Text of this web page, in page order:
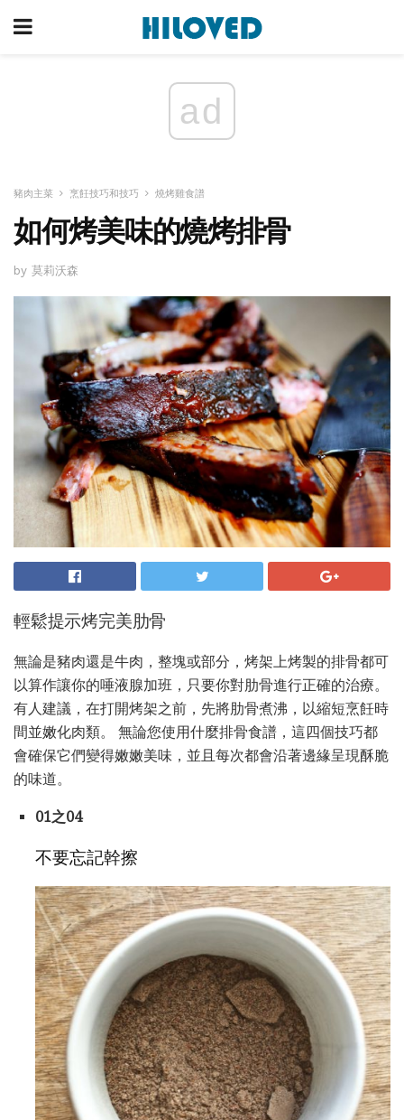
ad
豬肉主菜 烹飪技巧和技巧 燒烤雞食譜
如何烤美味的燒烤排骨
by 莫莉沃森
輕鬆提示烤完美肋骨
無論是豬肉還是牛肉，整塊或部分，烤架上烤製的排骨都可
以算作讓你的唾液腺加班，只要你對肋骨進行正確的治療。
有人建議，在打開烤架之前，先將肋骨煮沸，以縮短烹飪時
間並嫩化肉類。 無論您使用什麼排骨食譜，這四個技巧都
會確保它們變得嫩嫩美味，並且每次都會沿著邊緣呈現酥脆
的味道。
01之04
不要忘記幹擦